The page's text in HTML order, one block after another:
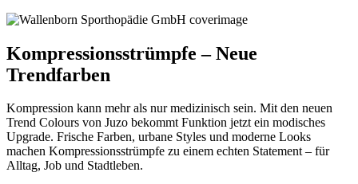
Kompressionsstrümpfe – Neue
Trendfarben
Kompression kann mehr als nur medizinisch sein. Mit den neuen
Trend Colours von Juzo bekommt Funktion jetzt ein modisches
Upgrade. Frische Farben, urbane Styles und moderne Looks
machen Kompressionsstrümpfe zu einem echten Statement – für
Alltag, Job und Stadtleben.